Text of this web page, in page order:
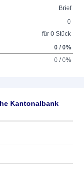
Brief
0
für 0 Stück
0 / 0%
0 / 0%
Kantonalbank